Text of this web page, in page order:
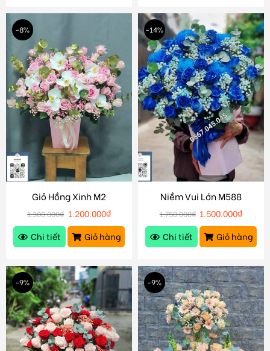
-8%
Giỏ Hồng Xinh M2
1.300.000₫ 1.200.000₫
Chi tiết
Giỏ hàng
-14%
Niềm Vui Lớn M588
1.750.000₫ 1.500.000₫
Chi tiết
Giỏ hàng
-9% -9%